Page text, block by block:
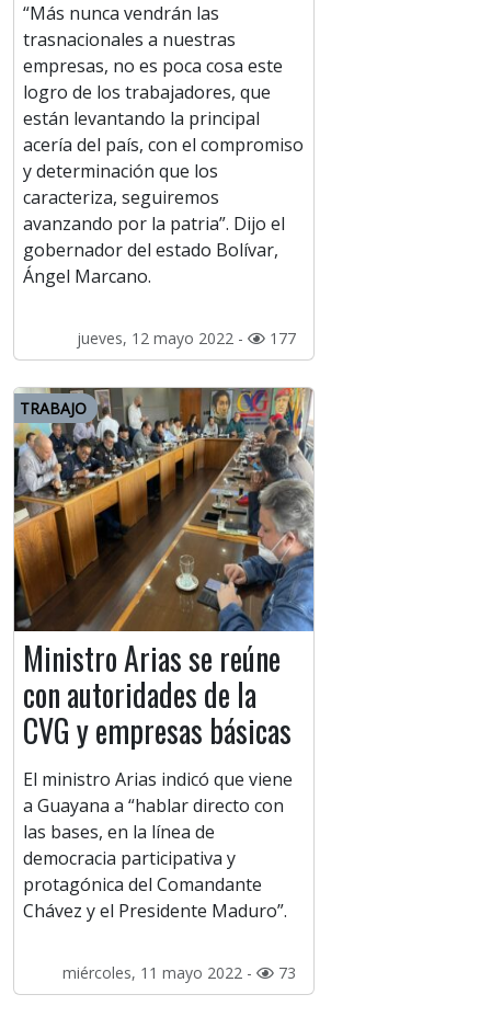
“Más nunca vendrán las
trasnacionales a nuestras
empresas, no es poca cosa este
logro de los trabajadores, que
están levantando la principal
acería del país, con el compromiso
y determinación que los
caracteriza, seguiremos
avanzando por la patria”. Dijo el
gobernador del estado Bolívar,
Ángel Marcano.
jueves, 12 mayo 2022 - 177
TRABAJO
Ministro Arias se reúne
con autoridades de la
CVG y empresas básicas
El ministro Arias indicó que viene
a Guayana a “hablar directo con
las bases, en la línea de
democracia participativa y
protagónica del Comandante
Chávez y el Presidente Maduro”.
miércoles, 11 mayo 2022 - 73